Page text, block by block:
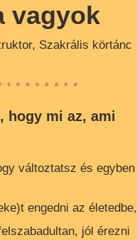
vagyok
Szakrális körtánc
hogy mi az, ami
változtatsz és egyben
engedni az életedbe,
jól érezni